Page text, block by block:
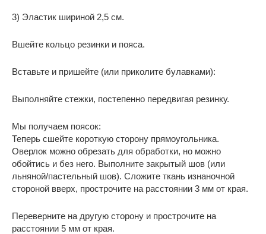
3) Эластик шириной 2,5 см.
Вшейте кольцо резинки и пояса.
Вставьте и пришейте (или приколите булавками):
Выполняйте стежки, постепенно передвигая резинку.
Мы получаем поясок:
Теперь сшейте короткую сторону прямоугольника.
Оверлок можно обрезать для обработки, но можно
обойтись и без него. Выполните закрытый шов (или
льняной/пастельный шов). Сложите ткань изнаночной
стороной вверх, прострочите на расстоянии 3 мм от края.
Переверните на другую сторону и прострочите на
расстоянии 5 мм от края.